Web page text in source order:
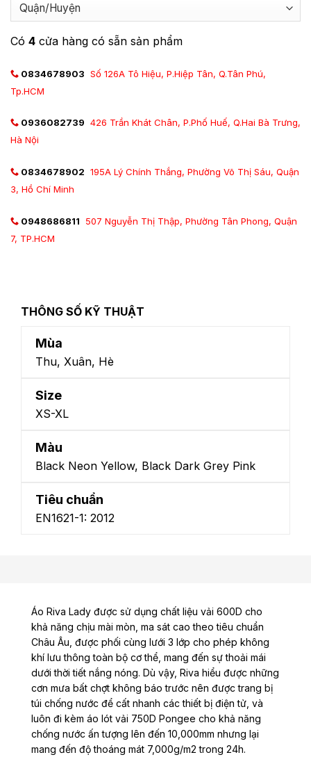
Có 4 cửa hàng có sẵn sản phẩm
0834678903 Số 126A Tô Hiệu, P.Hiệp Tân, Q.Tân Phú,
Tp.HCM
0936082739 426 Trần Khát Chân, P.Phố Huế, Q.Hai Bà Trưng,
Hà Nội
0834678902 195A Lý Chính Thắng, Phường Võ Thị Sáu, Quận
3, Hồ Chí Minh
0948686811
507 Nguyễn Thị Thập, Phường Tân Phong, Quận
7, TP.HCM
THÔNG SỐ KỸ THUẬT
Mùa
Thu, Xuân, Hè
Size
XS-XL
Màu
Black Neon Yellow, Black Dark Grey Pink
Tiêu chuẩn
EN1621-1: 2012
Áo Riva Lady được sử dụng chất liệu vải 600D cho
khả năng chịu mài mòn, ma sát cao theo tiêu chuẩn
Châu Âu, được phối cùng lưới 3 lớp cho phép không
khí lưu thông toàn bộ cơ thể, mang đến sự thoải mái
dưới thời tiết nắng nóng. Dù vậy, Riva hiểu được những
cơn mưa bất chợt không báo trước nên được trang bị
túi chống nước để cất nhanh các thiết bị điện tử, và
luôn đi kèm áo lót vải 750D Pongee cho khả năng
chống nước ấn tượng lên đến 10,000mm nhưng lại
mang đến độ thoáng mát 7,000g/m2 trong 24h.